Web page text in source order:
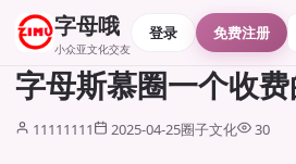
字母哦
小众亚文化交友
登录 免费注册
字母斯慕圈一个收
11111111 2025-04-25圈子文化 30